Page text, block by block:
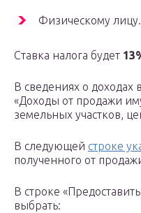
Физическому лицу.
Ставка налога будет
В сведениях о
«Доходы от продажи
земельных участков,
В следующей строке
полученного от
В строке
выбрать: